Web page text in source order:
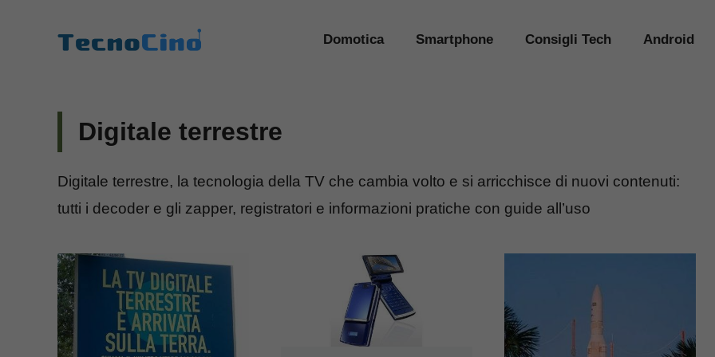
Domotica Smartphone Consigli Tech Android
Digitale terrestre
Digitale terrestre, la tecnologia della TV che cambia volto e si arricchisce di nuovi contenuti:
tutti i decoder e gli zapper, registratori e informazioni pratiche con guide all’uso